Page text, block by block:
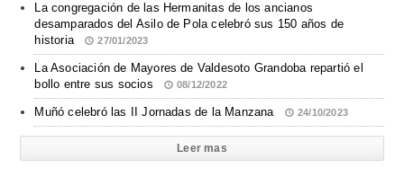
La congregación de las Hermanitas de los ancianos
desamparados del Asilo de Pola celebró sus 150 años de
historia
27/01/2023
La Asociación de Mayores de Valdesoto Grandoba repartió el
bollo entre sus socios
08/12/2022
Muñó celebró las II Jornadas de la Manzana 24/10/2023
Leer mas